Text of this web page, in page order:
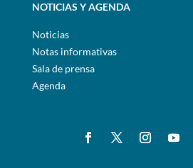
NOTICIAS Y AGENDA
Noticias
Notas informativas
Sala de prensa
Agenda